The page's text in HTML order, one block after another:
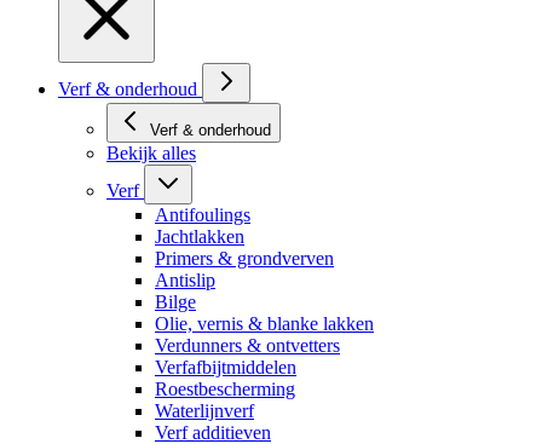
Verf & onderhoud
Verf & onderhoud
Bekijk alles
Verf
Antifoulings
Jachtlakken
Primers & grondverven
Antislip
Bilge
Olie, vernis & blanke lakken
Verdunners & ontvetters
Verfafbijtmiddelen
Roestbescherming
Waterlijnverf
Verf additieven